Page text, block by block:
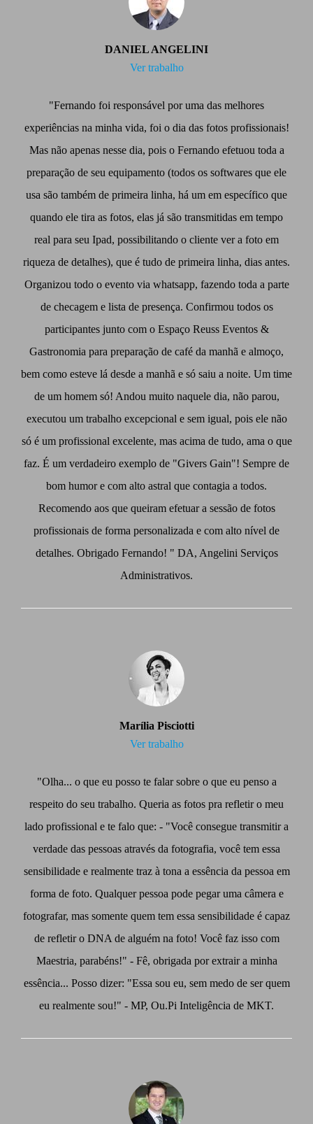
"Fernando foi responsável por uma das melhores
experiências na minha vida, foi o dia das fotos profissionais!
Mas não apenas nesse dia, pois o Fernando efetuou toda a
preparação de seu equipamento (todos os softwares que ele
usa são também de primeira linha, há um em específico que
quando ele tira as fotos, elas já são transmitidas em tempo
real para seu Ipad, possibilitando o cliente ver a foto em
riqueza de detalhes), que é tudo de primeira linha, dias antes.
Organizou todo o evento via whatsapp, fazendo toda a parte
de checagem e lista de presença. Confirmou todos os
participantes junto com o Espaço Reuss Eventos &
Gastronomia para preparação de café da manhã e almoço,
bem como esteve lá desde a manhã e só saiu a noite. Um time
de um homem só! Andou muito naquele dia, não parou,
executou um trabalho excepcional e sem igual, pois ele não
só é um profissional excelente, mas acima de tudo, ama o que
faz. É um verdadeiro exemplo de "Givers Gain"! Sempre de
bom humor e com alto astral que contagia a todos.
Recomendo aos que queiram efetuar a sessão de fotos
profissionais de forma personalizada e com alto nível de
detalhes. Obrigado Fernando! " DA, Angelini Serviços
Administrativos.
DANIEL ANGELINI
Ver trabalho
"Olha... o que eu posso te falar sobre o que eu penso a
respeito do seu trabalho. Queria as fotos pra refletir o meu
lado profissional e te falo que: - "Você consegue transmitir a
verdade das pessoas através da fotografia, você tem essa
sensibilidade e realmente traz à tona a essência da pessoa em
forma de foto. Qualquer pessoa pode pegar uma câmera e
fotografar, mas somente quem tem essa sensibilidade é capaz
de refletir o DNA de alguém na foto! Você faz isso com
Maestria, parabéns!" - Fê, obrigada por extrair a minha
essência... Posso dizer: "Essa sou eu, sem medo de ser quem
eu realmente sou!" - MP, Ou.Pi Inteligência de MKT.
Marília Pisciotti
Ver trabalho